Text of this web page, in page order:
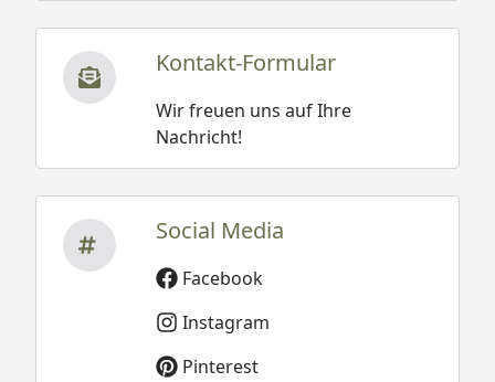
Kontakt-Formular
Wir freuen uns auf Ihre
Nachricht!
Social Media
Facebook
Instagram
Pinterest